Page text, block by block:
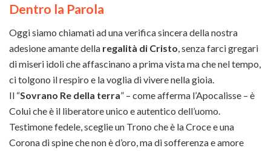
Dentro la Parola
Oggi siamo chiamati ad una verifica sincera della nostra
adesione amante della regalità di Cristo , senza farci gregari
di miseri idoli che affascinano a prima vista ma che nel tempo,
ci tolgono il respiro e la voglia di vivere nella gioia.
Il “Sovrano Re della terra” – come afferma l’Apocalisse – è
Colui che è il liberatore unico e autentico dell’uomo.
Testimone fedele, sceglie un Trono che è la Croce e una
Corona di spine che non è d’oro, ma di sofferenza e amore